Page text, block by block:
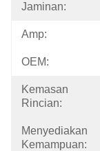
Jaminan:
Amp:
OEM:
Kemasan
Rincian:
Menyediakan
Kemampuan: